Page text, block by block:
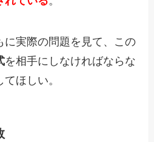
に実際の問題を見て、この
を相手にしなければならな
ほしい。